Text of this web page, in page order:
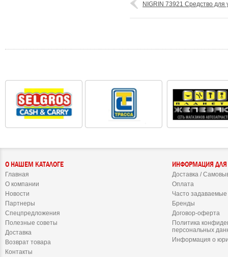
NIGRIN 73921 Средство
О НАШЕМ КАТАЛОГЕ
Главная
О компании
Новости
Партнеры
Спецпредложения
Полезные советы
Доставка
Возврат товара
Контакты
ИНФОРМАЦИЯ ДЛЯ
Доставка /
Оплата
Часто
Бренды
Договор-оферта
Политика
персональных
Информация о